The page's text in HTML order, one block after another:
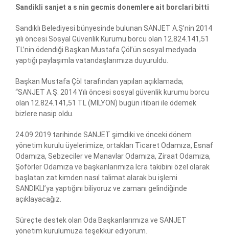
Sandikli sanjet a s nin gecmis donemlere ait borclari bitti
Sandıklı Belediyesi bünyesinde bulunan SANJET A.Ş’nin 2014
yılı öncesi Sosyal Güvenlik Kurumu borcu olan 12.824.141,51
TL’nin ödendiği Başkan Mustafa Çöl’ün sosyal medyada
yaptığı paylaşımla vatandaşlarımıza duyuruldu.
Başkan Mustafa Çöl tarafından yapılan açıklamada;
“SANJET A.Ş. 2014 Yılı öncesi sosyal güvenlik kurumu borcu
olan 12.824.141,51 TL (MİLYON) bugün itibari ile ödemek
bizlere nasip oldu.
24.09.2019 tarihinde SANJET şimdiki ve önceki dönem
yönetim kurulu üyelerimize, ortakları Ticaret Odamıza, Esnaf
Odamıza, Sebzeciler ve Manavlar Odamıza, Ziraat Odamıza,
Şoförler Odamıza ve başkanlarımıza İcra takibini özel olarak
başlatan zat kimden nasıl talimat alarak bu işlemi
SANDIKLI’ya yaptığını biliyoruz ve zamanı gelindiğinde
açıklayacağız.
Süreçte destek olan Oda Başkanlarımıza ve SANJET
yönetim kurulumuza teşekkür ediyorum.